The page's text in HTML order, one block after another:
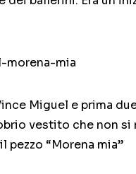
Miguel e prima
vestito che non
pezzo “Morena mia”